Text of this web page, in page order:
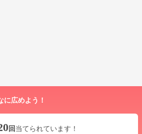
に広めよう！
回当てられています！